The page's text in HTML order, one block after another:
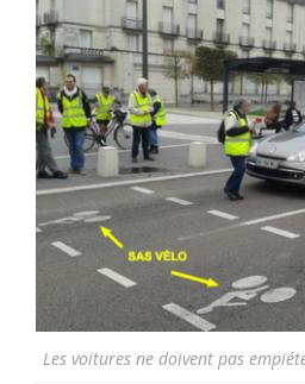
Les voitures ne doivent pas